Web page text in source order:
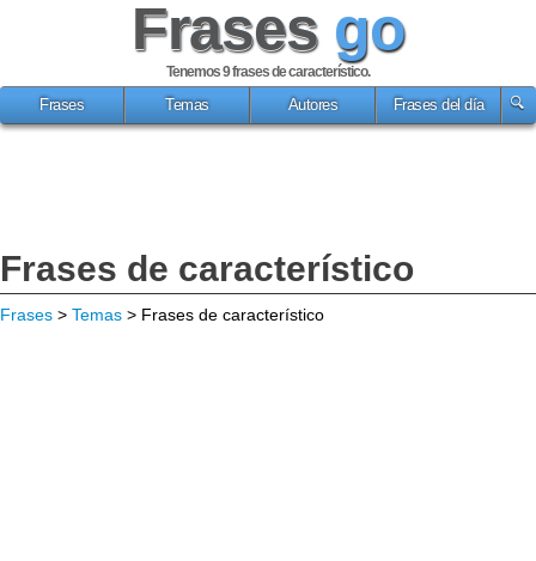
Frases go
Tenemos 9frases de característico.
Frases
Temas Autores Frases del día
Frases de característico
Frases > Temas > Frases de característico